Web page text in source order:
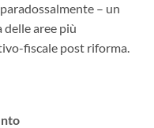
– un
delle aree più
fiscale post riforma.